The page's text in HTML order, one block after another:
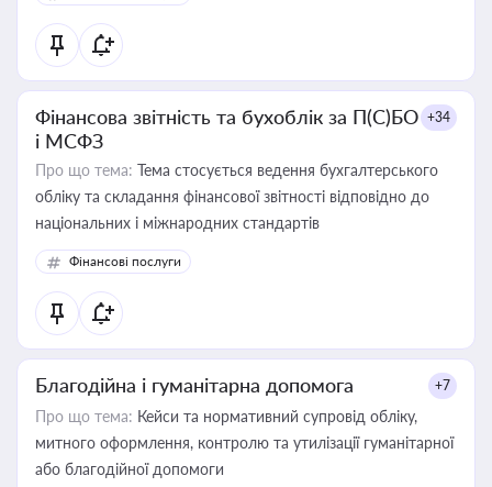
Фінансова звітність та бухоблік за П(С)БО
і МСФЗ
+34
Про що тема: Тема стосується ведення бухгалтерського
обліку та складання фінансової звітності відповідно до
національних і міжнародних стандартів
Фінансові послуги
Благодійна і гуманітарна допомога +7
Про що тема: Кейси та нормативний супровід обліку,
митного оформлення, контролю та утилізації гуманітарної
або благодійної допомоги